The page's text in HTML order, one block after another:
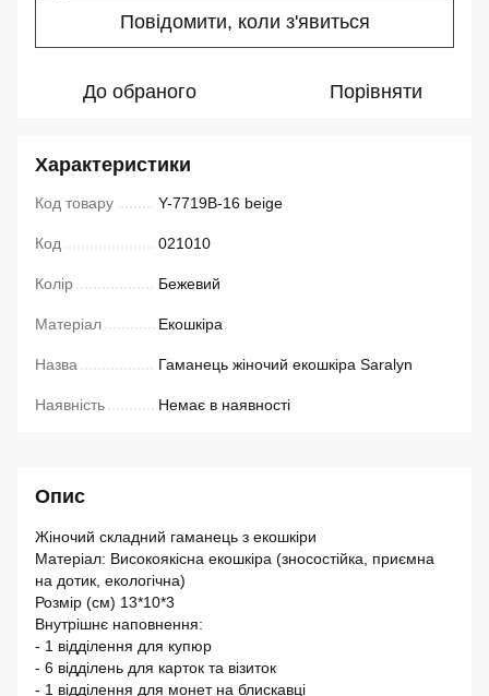
Повідомити, коли з'явиться
До обраного Порівняти
Характеристики
Код товару Y-7719B-16 beige
Код 021010
Колір Бежевий
Матеріал Екошкіра
Назва Гаманець жіночий екошкіра Saralyn
Наявність Немає в наявності
Опис
Жіночий складний гаманець з екошкіри
Матеріал: Високоякісна екошкіра (зносостійка, приємна
на дотик, екологічна)
Розмір (см) 13*10*3
Внутрішнє наповнення:
- 1 відділення для купюр
- 6 відділень для карток та візиток
- 1 відділення для монет на блискавці